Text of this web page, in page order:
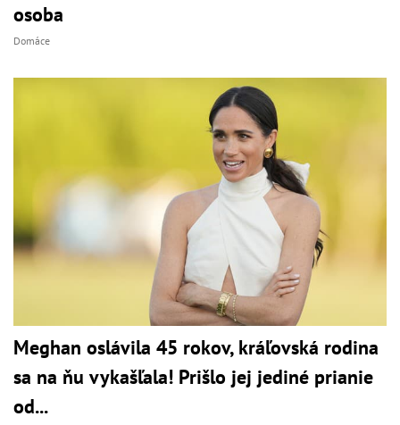
osoba
Domáce
Meghan oslávila 45 rokov, kráľovská rodina
sa na ňu vykašľala! Prišlo jej jediné prianie
od...